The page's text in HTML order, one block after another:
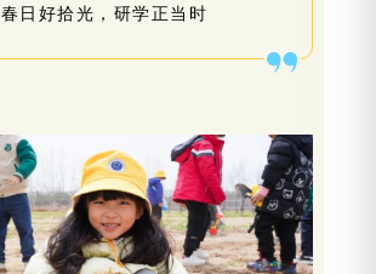
春日好拾光，研学正当时